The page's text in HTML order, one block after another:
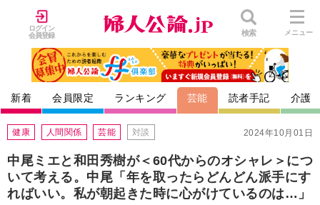
ログイン
会員登録
検索 メニュー
新着 会員限定 ランキング 芸能 読者手記 介護
2024年10月01日
健康 人間関係 芸能 対談
中尾ミエと和田秀樹が＜60代からのオシャレ＞につ
いて考える。中尾「年を取ったらどんどん派手にす
ればいい。私が朝起きた時に心がけているのは…」